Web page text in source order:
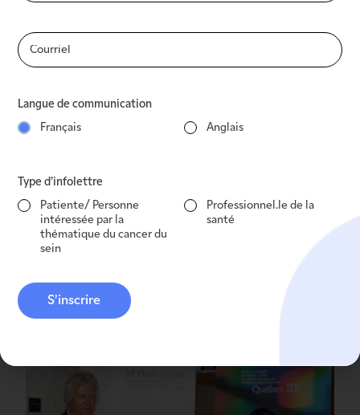
recherche au CISSSMC
cancérologie au CISSSMC
Langue de communication
Français
Anglais
Type d’infolettre
Patiente/ Personne
intéressée par la
thématique du cancer du
sein
Professionnel.le de la
santé
S’inscrire